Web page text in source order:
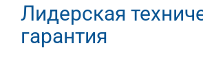
Лидерская
гарантия